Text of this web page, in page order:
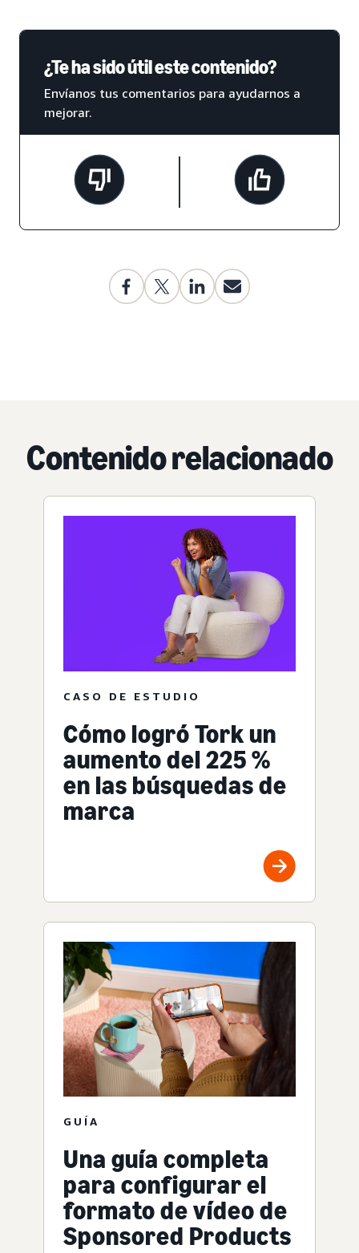
¿Te ha sido útil este contenido?
Envíanos tus comentarios para ayudarnos a
mejorar.
Contenido relacionado
CASO DE ESTUDIO
Cómo logró Tork un
aumento del 225 %
en las búsquedas de
marca
GUÍA
Una guía completa
para configurar el
formato de vídeo de
Sponsored Products